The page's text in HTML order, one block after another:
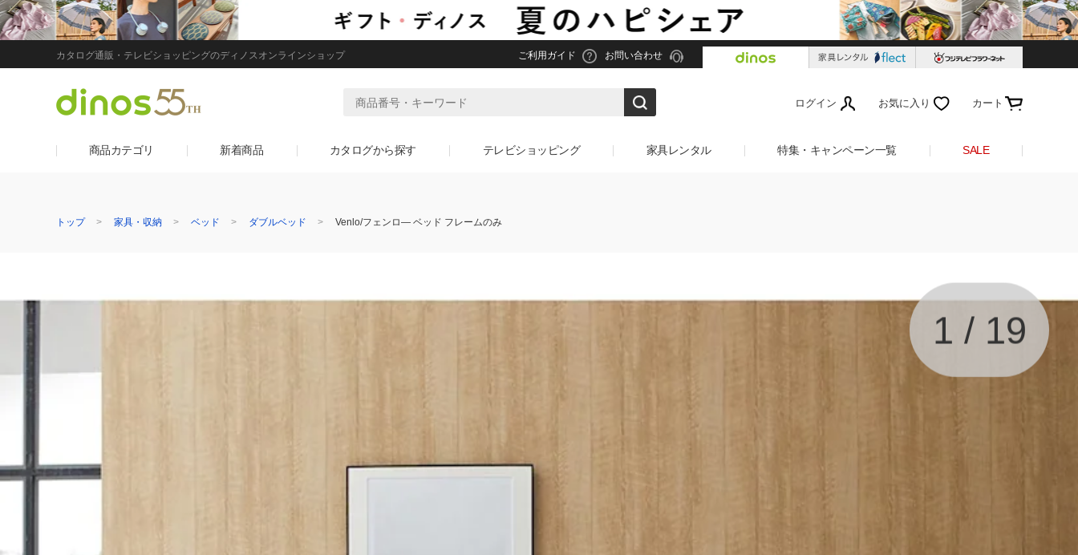
カタログ通販・テレビショッピングのディノスオンラインショップ ご利用ガイド お問い合わせ
ログイン お気に入り カート
商品カテゴリ 新着商品 カタログから探す テレビショッピング 家具レンタル 特集・キャンペーン一覧 SALE
トップ 家具・収納 ベッド ダブルベッド Venlo/フェンロ― ベッド フレームのみ
1 / 19